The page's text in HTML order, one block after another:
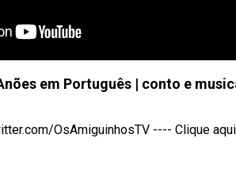
em Português | conto e
OsAmiguinhosTV ---- Clique